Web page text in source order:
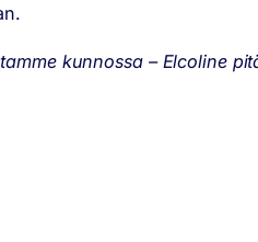
kunnossa – Elcoline